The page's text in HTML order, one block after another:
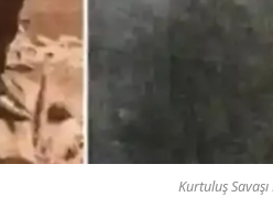
Kurtuluş